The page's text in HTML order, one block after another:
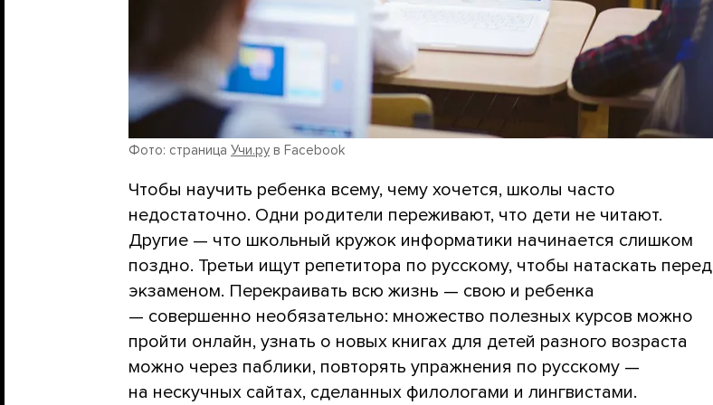
Фото: страница Учи.ру в Facebook
Чтобы научить ребенка всему, чему хочется, школы часто
недостаточно. Одни родители переживают, что дети не читают.
Другие — что школьный кружок информатики начинается слишком
поздно. Третьи ищут репетитора по русскому, чтобы натаскать перед
экзаменом. Перекраивать всю жизнь — свою и ребенка
— совершенно необязательно: множество полезных курсов можно
пройти онлайн, узнать о новых книгах для детей разного возраста
можно через паблики, повторять упражнения по русскому —
на нескучных сайтах, сделанных филологами и лингвистами.